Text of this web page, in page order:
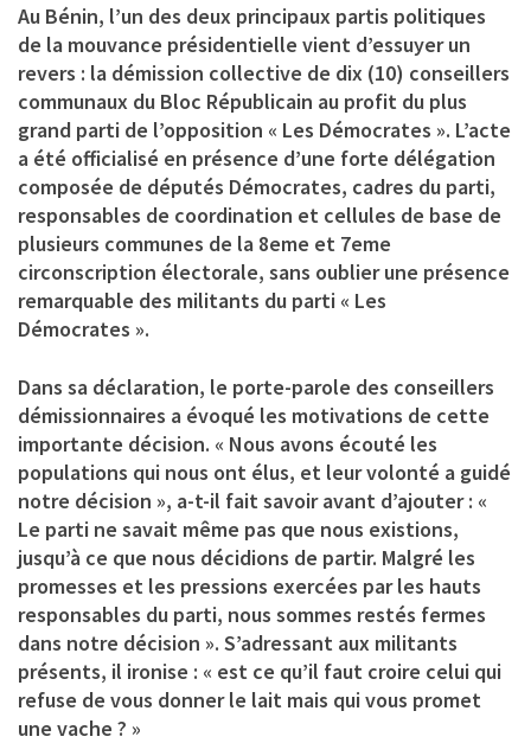
Au Bénin, l’un des deux principaux partis politiques
de la mouvance présidentielle vient d’essuyer un
revers : la démission collective de dix (10) conseillers
communaux du Bloc Républicain au profit du plus
grand parti de l’opposition « Les Démocrates ». L’acte
a été officialisé en présence d’une forte délégation
composée de députés Démocrates, cadres du parti,
responsables de coordination et cellules de base de
plusieurs communes de la 8eme et 7eme
circonscription électorale, sans oublier une présence
remarquable des militants du parti « Les
Démocrates ».
Dans sa déclaration, le porte-parole des conseillers
démissionnaires a évoqué les motivations de cette
importante décision. « Nous avons écouté les
populations qui nous ont élus, et leur volonté a guidé
notre décision », a-t-il fait savoir avant d’ajouter : «
Le parti ne savait même pas que nous existions,
jusqu’à ce que nous décidions de partir. Malgré les
promesses et les pressions exercées par les hauts
responsables du parti, nous sommes restés fermes
dans notre décision ». S’adressant aux militants
présents, il ironise : « est ce qu’il faut croire celui qui
refuse de vous donner le lait mais qui vous promet
une vache ? »